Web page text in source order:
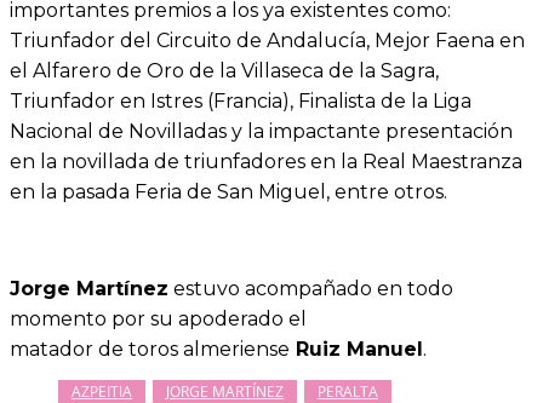
importantes premios a los ya existentes como:
Triunfador del Circuito de Andalucía, Mejor Faena en
el Alfarero de Oro de la Villaseca de la Sagra,
Triunfador en Istres (Francia), Finalista de la Liga
Nacional de Novilladas y la impactante presentación
en la novillada de triunfadores en la Real Maestranza
en la pasada Feria de San Miguel, entre otros.
Jorge Martínez estuvo acompañado en todo
momento por su apoderado el
matador de toros almeriense Ruiz Manuel.
AZPEITIA JORGE MARTÍNEZ PERALTA